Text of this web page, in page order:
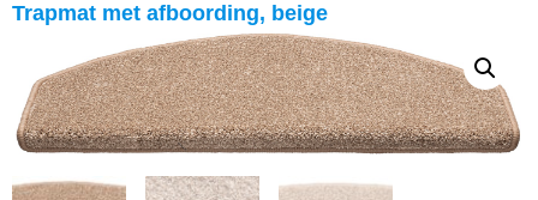
Trapmat met afboording, beige